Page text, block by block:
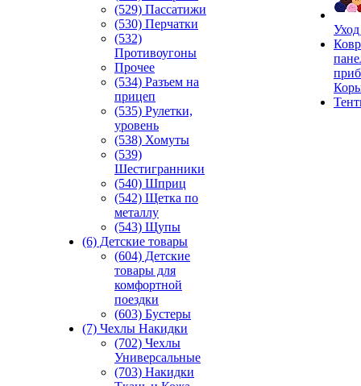
(529) Пассатижи
(530) Перчатки
(532)
Противоугоны
Прочее
(534) Разъем на
прицеп
(535) Рулетки,
уровень
(538) Хомуты
(539)
Шестигранники
(540) Шприц
(542) Щетка по
металлу
(543) Щупы
(6) Детские товары
(604) Детские
товары для
комфортной
поездки
(603) Бустеры
(7) Чехлы Накидки
(702) Чехлы
Универсальные
(703) Накидки
Уход